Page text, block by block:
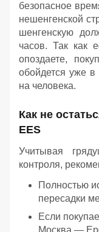
безопасное
нешенгенской
шенгенскую
часов. Так как
опоздаете,
обойдется уже
на человека.
Как не
EES
Учитывая
контроля,
Полностью
пересадки
Если